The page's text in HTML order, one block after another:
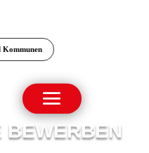
Kommunen
BEWERBEN